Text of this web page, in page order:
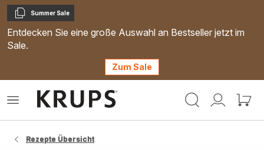
Kopieren
Summer Sale
Entdecken Sie eine große Auswahl an Bestseller jetzt im
Sale.
Zum Sale
Mein
Mein
Das
Rezepte Übersicht